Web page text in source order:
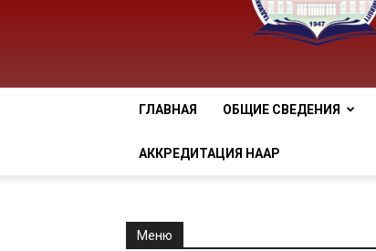
ГЛАВНАЯ ОБЩИЕ СВЕДЕНИЯ
АККРЕДИТАЦИЯ НААР
Меню